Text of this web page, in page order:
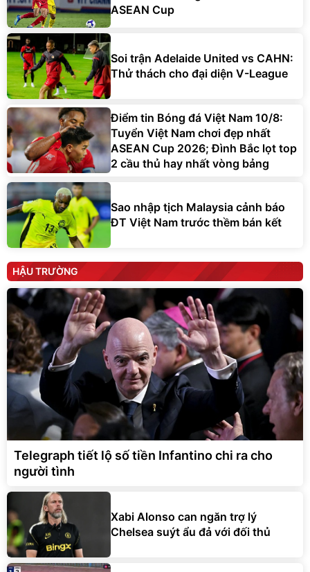
ASEAN Cup
Soi trận Adelaide United vs CAHN:
Thử thách cho đại diện V-League
Điểm tin Bóng đá Việt Nam 10/8:
Tuyển Việt Nam chơi đẹp nhất
ASEAN Cup 2026; Đình Bắc lọt top
2 cầu thủ hay nhất vòng bảng
Sao nhập tịch Malaysia cảnh báo
ĐT Việt Nam trước thềm bán kết
HẬU TRƯỜNG
Telegraph tiết lộ số tiền Infantino chi ra cho
người tình
Xabi Alonso can ngăn trợ lý
Chelsea suýt ẩu đả với đối thủ